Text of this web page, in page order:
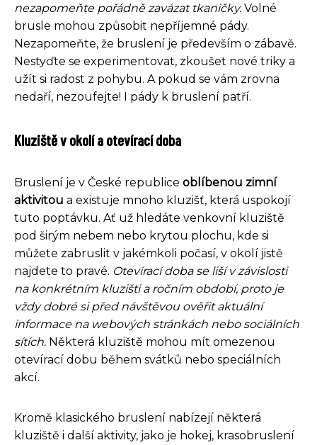
nezapomeňte pořádně zavázat tkaničky. Volné
brusle mohou způsobit nepříjemné pády.
Nezapomeňte, že bruslení je především o zábavě.
Nestyďte se experimentovat, zkoušet nové triky a
užít si radost z pohybu. A pokud se vám zrovna
nedaří, nezoufejte! I pády k bruslení patří.
Kluziště v okolí a otevírací doba
Bruslení je v České republice oblíbenou zimní
aktivitou a existuje mnoho kluzišť, která uspokojí
tuto poptávku. Ať už hledáte venkovní kluziště
pod širým nebem nebo krytou plochu, kde si
můžete zabruslit v jakémkoli počasí, v okolí jistě
najdete to pravé. Otevírací doba se liší v závislosti
na konkrétním kluzišti a ročním období, proto je
vždy dobré si před návštěvou ověřit aktuální
informace na webových stránkách nebo sociálních
sítích. Některá kluziště mohou mít omezenou
otevírací dobu během svátků nebo speciálních
akcí.
Kromě klasického bruslení nabízejí některá
kluziště i další aktivity, jako je hokej, krasobruslení